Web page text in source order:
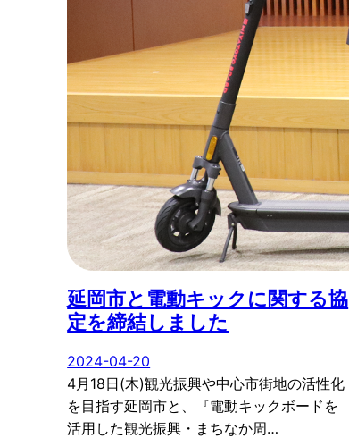
延岡市と電動キックに関する協
定を締結しました
2024-04-20
4月18日(木)観光振興や中心市街地の活性化
を目指す延岡市と、『電動キックボードを
活用した観光振興・まちなか周…